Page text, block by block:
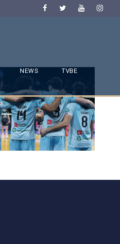
NEWS TVBE
SAISON 24/25-9